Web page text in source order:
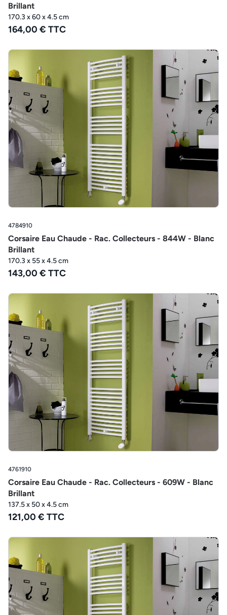
Brillant
170.3 x 60 x 4.5 cm
164,00 € TTC
4784910
Corsaire Eau Chaude - Rac. Collecteurs - 844W - Blanc
Brillant
170.3 x 55 x 4.5 cm
143,00 € TTC
4761910
Corsaire Eau Chaude - Rac. Collecteurs - 609W - Blanc
Brillant
137.5 x 50 x 4.5 cm
121,00 € TTC